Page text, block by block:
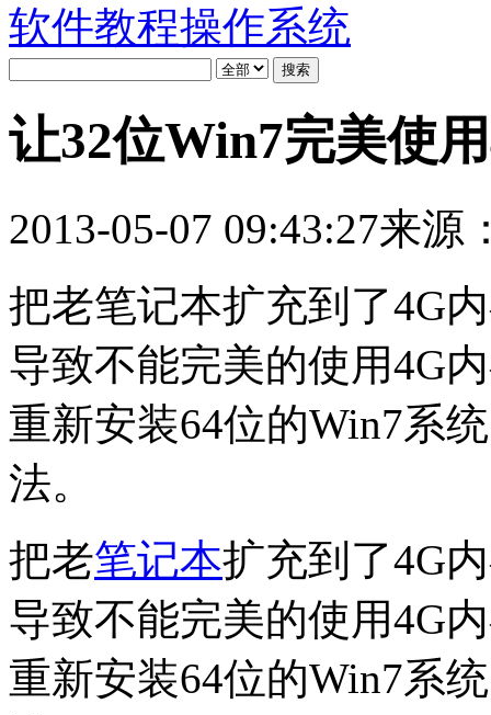
软件教程操作系统
让32位Win7完美使
2013-05-07 09:43:27来源
把老笔记本扩充到了4G
导致不能完美的使用4G
重新安装64位的Win7系
法。
把老笔记本扩充到了4G
导致不能完美的使用4G
重新安装64位的Win7系